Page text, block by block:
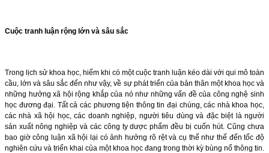
Cuộc tranh luận rộng lớn và sâu sắc
Trong lịch sử khoa học, hiếm khi có một cuộc tranh luận kéo dài với qui mô toàn
cầu, lớn và sâu sắc đến như vậy, về sự phát triển của bản thân một khoa học và
những hưởng xã hội rộng khắp của nó như những vấn đề của công nghệ sinh
học đương đại. Tất cả các phương tiện thông tin đại chúng, các nhà khoa học,
các nhà xã hội học, các doanh nghiệp, người tiêu dùng và đặc biệt là người
sản xuất nông nghiệp và các công ty dược phẩm đều bị cuốn hút. Cũng chưa
bao giờ công luận xã hội lại có ảnh hưởng rõ rệt và cụ thể như thế đến tốc độ
nghiên cứu và triển khai của một khoa học đang trong thời kỳ bùng nổ thông tin.